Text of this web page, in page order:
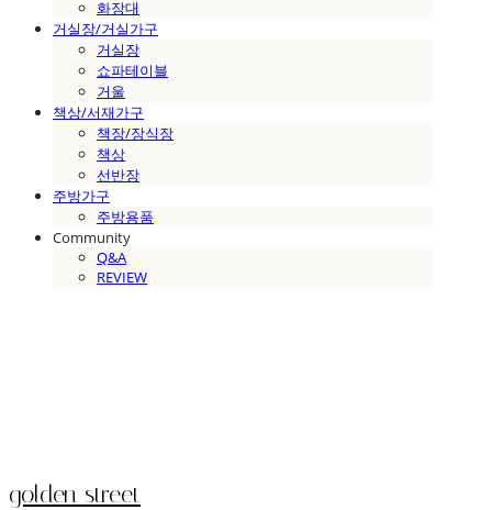
화장대
거실장/거실가구
거실장
쇼파테이블
거울
책상/서재가구
책장/장식장
책상
선반장
주방가구
주방용품
Community
Q&A
REVIEW
golden street